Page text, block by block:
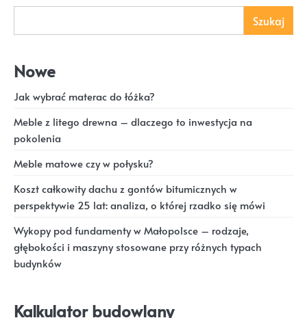
Szukaj
Nowe
Jak wybrać materac do łóżka?
Meble z litego drewna – dlaczego to inwestycja na
pokolenia
Meble matowe czy w połysku?
Koszt całkowity dachu z gontów bitumicznych w
perspektywie 25 lat: analiza, o której rzadko się mówi
Wykopy pod fundamenty w Małopolsce – rodzaje,
głębokości i maszyny stosowane przy różnych typach
budynków
Kalkulator budowlany